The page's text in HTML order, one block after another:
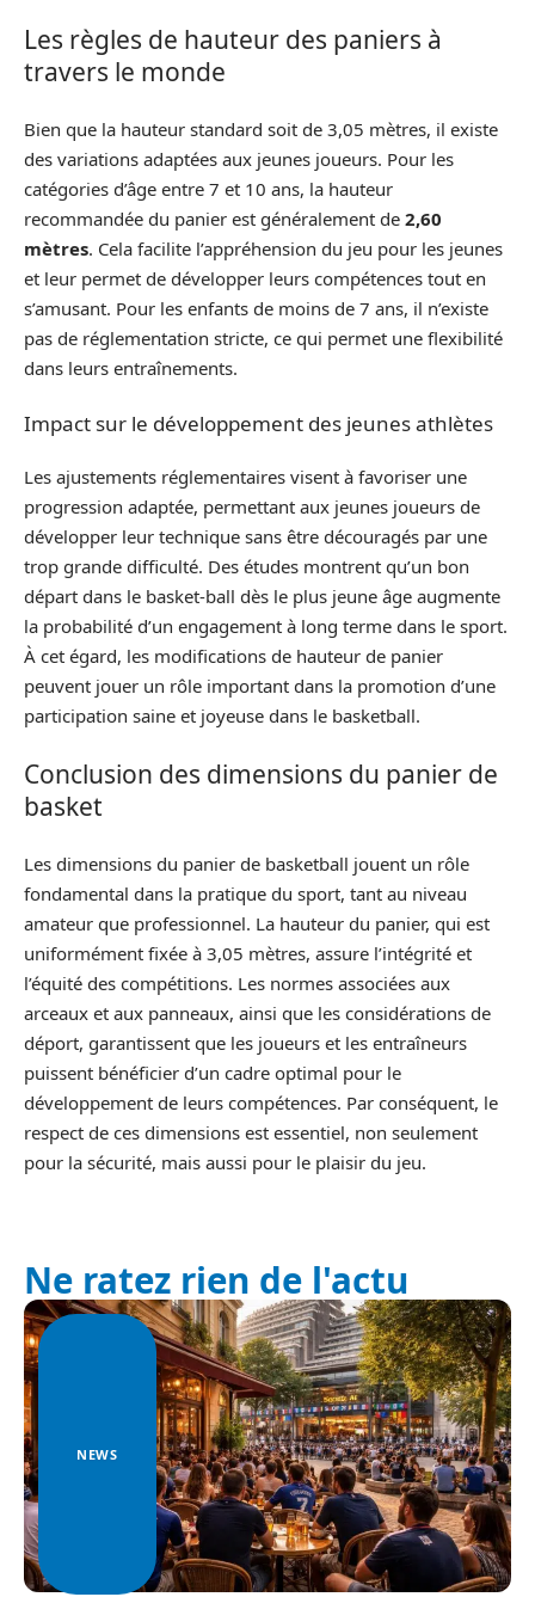
Les règles de hauteur des paniers à
travers le monde
Bien que la hauteur standard soit de 3,05 mètres, il existe
des variations adaptées aux jeunes joueurs. Pour les
catégories d’âge entre 7 et 10 ans, la hauteur
recommandée du panier est généralement de 2,60
mètres. Cela facilite l’appréhension du jeu pour les jeunes
et leur permet de développer leurs compétences tout en
s’amusant. Pour les enfants de moins de 7 ans, il n’existe
pas de réglementation stricte, ce qui permet une flexibilité
dans leurs entraînements.
Impact sur le développement des jeunes athlètes
Les ajustements réglementaires visent à favoriser une
progression adaptée, permettant aux jeunes joueurs de
développer leur technique sans être découragés par une
trop grande difficulté. Des études montrent qu’un bon
départ dans le basket-ball dès le plus jeune âge augmente
la probabilité d’un engagement à long terme dans le sport.
À cet égard, les modifications de hauteur de panier
peuvent jouer un rôle important dans la promotion d’une
participation saine et joyeuse dans le basketball.
Conclusion des dimensions du panier de
basket
Les dimensions du panier de basketball jouent un rôle
fondamental dans la pratique du sport, tant au niveau
amateur que professionnel. La hauteur du panier, qui est
uniformément fixée à 3,05 mètres, assure l’intégrité et
l’équité des compétitions. Les normes associées aux
arceaux et aux panneaux, ainsi que les considérations de
déport, garantissent que les joueurs et les entraîneurs
puissent bénéficier d’un cadre optimal pour le
développement de leurs compétences. Par conséquent, le
respect de ces dimensions est essentiel, non seulement
pour la sécurité, mais aussi pour le plaisir du jeu.
Ne ratez rien de l'actu
NEWS